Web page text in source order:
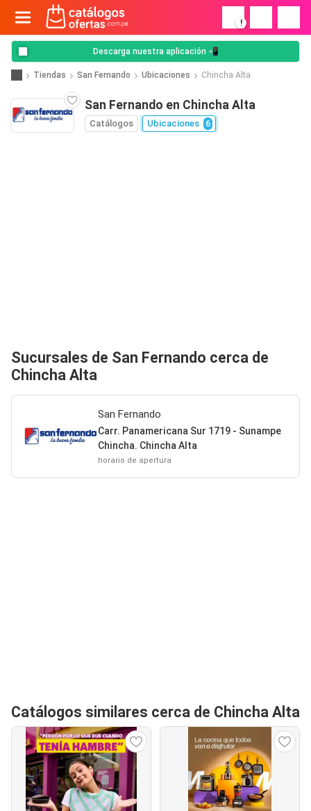
!
Descarga nuestra aplicación 📲
Tiendas San Fernando Ubicaciones Chincha Alta
San Fernando en Chincha Alta
Catálogos Ubicaciones 6
Sucursales de San Fernando cerca de
Chincha Alta
San Fernando
Carr. Panamericana Sur 1719 - Sunampe
Chincha. Chincha Alta
horario de apertura
Catálogos similares cerca de Chincha Alta